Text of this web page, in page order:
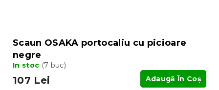
Scaun OSAKA portocaliu cu picioare
negre
In stoc (7 buc)
107 Lei Adaugă În Coş